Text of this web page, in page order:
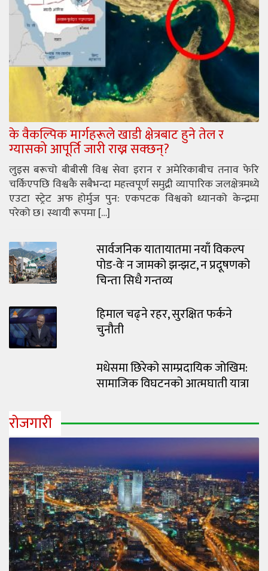
के वैकल्पिक मार्गहरूले खाडी क्षेत्रबाट हुने तेल र
ग्यासको आपूर्ति जारी राख्न सक्छन्?
लुइस बरूचो बीबीसी विश्व सेवा इरान र अमेरिकाबीच तनाव फेरि
चर्किएपछि विश्वकै सबैभन्दा महत्त्वपूर्ण समुद्री व्यापारिक जलक्षेत्रमध्ये
एउटा स्ट्रेट अफ होर्मुज पुन: एकपटक विश्वको ध्यानको केन्द्रमा
परेको छ। स्थायी रूपमा […]
सार्वजनिक यातायातमा नयाँ विकल्प
पोड-वेः न जामको झन्झट, न प्रदूषणको
चिन्ता सिधै गन्तव्य
हिमाल चढ्ने रहर, सुरक्षित फर्कने
चुनौती
मधेसमा छिरेको साम्प्रदायिक जोखिम:
सामाजिक विघटनको आत्मघाती यात्रा
रोजगारी